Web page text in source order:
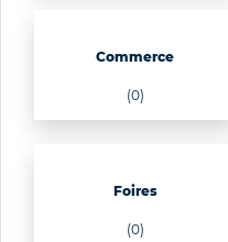
Commerce
(0)
Foires
(0)